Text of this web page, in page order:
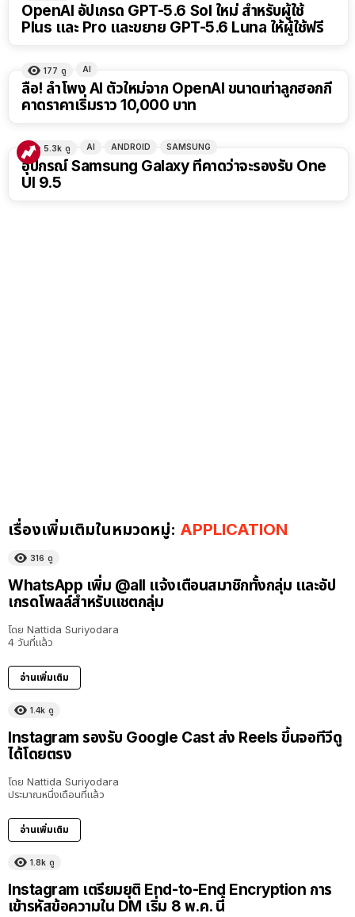
OpenAI อัปเกรด GPT-5.6 Sol ใหม่ สำหรับผู้ใช้
Plus และ Pro และขยาย GPT-5.6 Luna ให้ผู้ใช้ฟรี
177 ดู AI
ลือ! ลำโพง AI ตัวใหม่จาก OpenAI ขนาดเท่าลูกฮอกกี้
คาดราคาเริ่มราว 10,000 บาท
5.3k ดู AI ANDROID SAMSUNG
อุปกรณ์ Samsung Galaxy ที่คาดว่าจะรองรับ One
UI 9.5
เรื่องเพิ่มเติมในหมวดหมู่: APPLICATION
316 ดู
WhatsApp เพิ่ม @all แจ้งเตือนสมาชิกทั้งกลุ่ม และอัป
เกรดโพลล์สำหรับแชตกลุ่ม
โดย Nattida Suriyodara
4 วันที่แล้ว
อ่านเพิ่มเติม
1.4k ดู
Instagram รองรับ Google Cast ส่ง Reels ขึ้นจอทีวีดู
ได้โดยตรง
โดย Nattida Suriyodara
ประมาณหนึ่งเดือนที่แล้ว
อ่านเพิ่มเติม
1.8k ดู
Instagram เตรียมยุติ End-to-End Encryption การ
เข้ารหัสข้อความใน DM เริ่ม 8 พ.ค. นี้